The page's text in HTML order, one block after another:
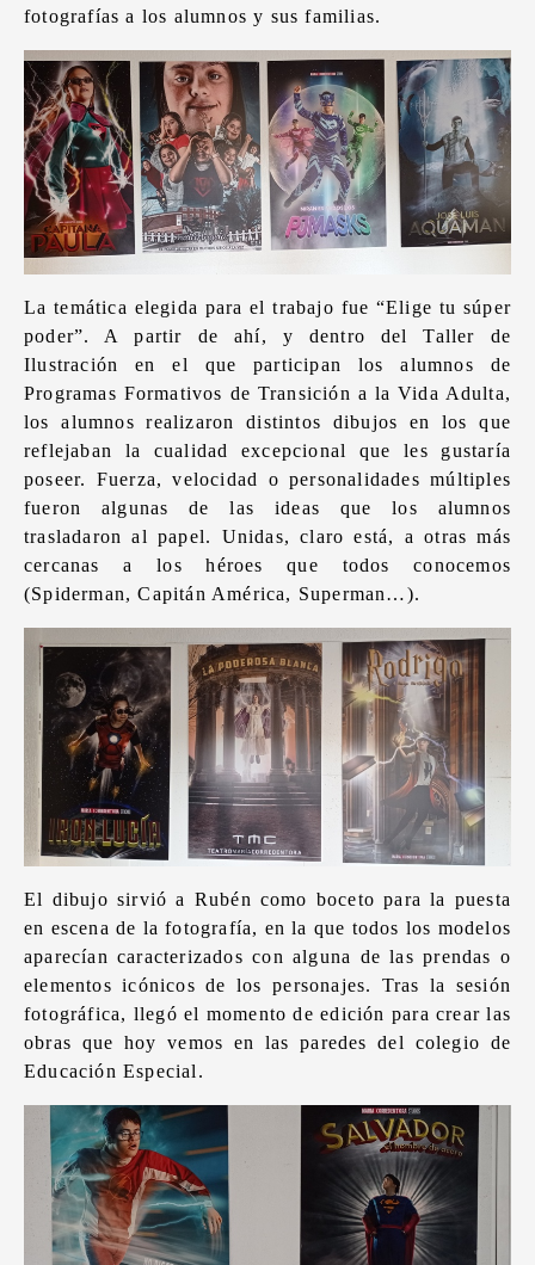
fotografías a los alumnos y sus familias.
La temática elegida para el trabajo fue “Elige tu súper
poder”. A partir de ahí, y dentro del Taller de
Ilustración en el que participan los alumnos de
Programas Formativos de Transición a la Vida Adulta,
los alumnos realizaron distintos dibujos en los que
reflejaban la cualidad excepcional que les gustaría
poseer. Fuerza, velocidad o personalidades múltiples
fueron algunas de las ideas que los alumnos
trasladaron al papel. Unidas, claro está, a otras más
cercanas a los héroes que todos conocemos
(Spiderman, Capitán América, Superman…).
El dibujo sirvió a Rubén como boceto para la puesta
en escena de la fotografía, en la que todos los modelos
aparecían caracterizados con alguna de las prendas o
elementos icónicos de los personajes. Tras la sesión
fotográfica, llegó el momento de edición para crear las
obras que hoy vemos en las paredes del colegio de
Educación Especial.